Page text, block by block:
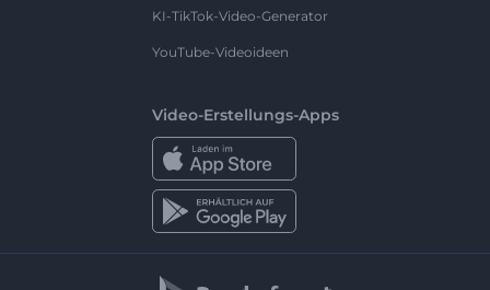
KI-TikTok-Video-Generator
YouTube-Videoideen
Video-Erstellungs-Apps